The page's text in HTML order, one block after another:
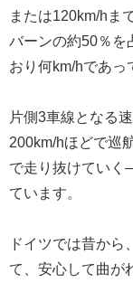
または120km/hま
バーンの約50％を
おり何km/hであっ
片側3車線となる
200km/hほどで巡
で走り抜けてい
ています。
ドイツでは昔から
て、安心して曲が